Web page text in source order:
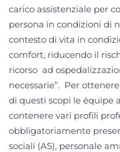
carico assistenziale per
persona in condizioni di
contesto di vita in
comfort, riducendo il
ricorso ad
necessarie”. Per
di questi scopi le équipe
contenere vari profili
obbligatoriamente
sociali (AS), personale